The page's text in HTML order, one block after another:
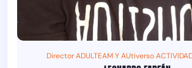
Director ADULTEAM Y AUtiverso